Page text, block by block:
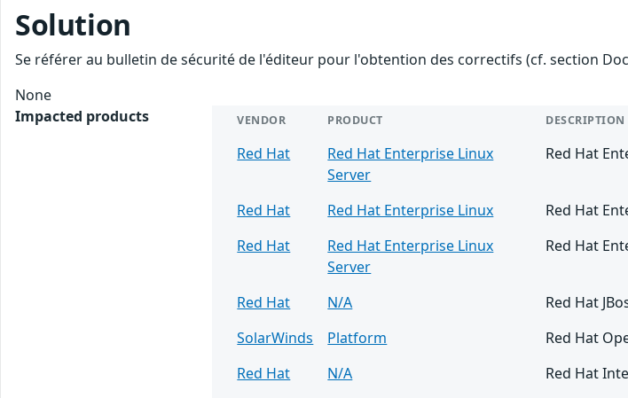
Solution
Se référer au bulletin de sécurité de l'éditeur pour l'obtention des correctifs (cf. section
None
Impacted products
VENDOR PRODUCT DESCRIPTION
Red Hat
Red Hat Enterprise Linux
Server
Red Hat
Red Hat Red Hat Enterprise Linux
Red Hat
Red Hat
Red Hat Enterprise Linux
Server
Red Hat
Red Hat N/A
Red Hat
SolarWinds
Platform
Red Hat
Red Hat
N/A
Red Hat